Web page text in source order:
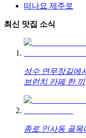
떠나요 제주로
최신 맛집 소식
성수 연무장길에
브런치 카페 한 끼
종로 인사동 골